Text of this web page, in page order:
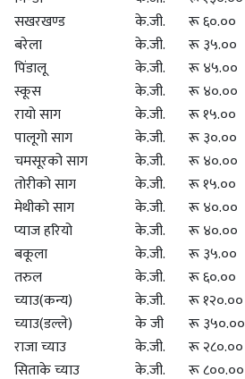
सखरखण्ड
के.जी. रू ६०.००
बरेला
के.जी. रू ३५.००
पिंडालू
के.जी. रू ४५.००
स्कूस
के.जी. रू ४०.००
रायो साग
के.जी. रू १५.००
पालूगो साग
के.जी. रू ३०.००
चमसूरको साग
के.जी. रू ४०.००
तोरीको साग
के.जी. रू १५.००
मेथीको साग
के.जी. रू ४०.००
प्याज हरियो
के.जी. रू ४०.००
बकूला
के.जी. रू ३५.००
तरुल
के.जी. रू ६०.००
च्याउ(कन्य)
के.जी. रू १२०.००
च्याउ(डल्ले)
के जी रू ३५०.००
राजा च्याउ
के.जी. रू २८०.००
सिताके च्याउ
के.जी. रू ८००.००